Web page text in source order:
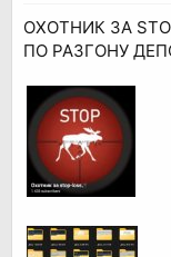
ОХОТНИК ЗА
ПО РАЗГОНУ